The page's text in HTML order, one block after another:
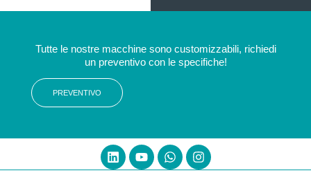
Tutte le nostre macchine sono customizzabili, richiedi
un preventivo con le specifiche!
PREVENTIVO